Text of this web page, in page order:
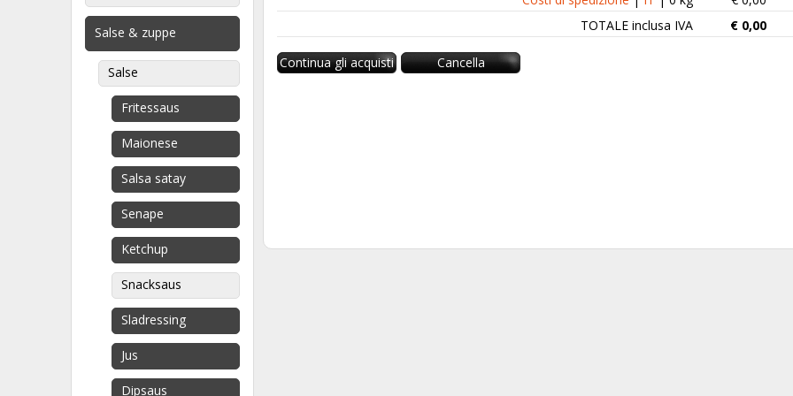
Salse & zuppe
Salse
Fritessaus
Maionese
Salsa satay
Senape
Ketchup
Snacksaus
Sladressing
Jus
Dipsaus
TOTALE inclusa IVA
€ 0,00
Continua gli acquisti Cancella